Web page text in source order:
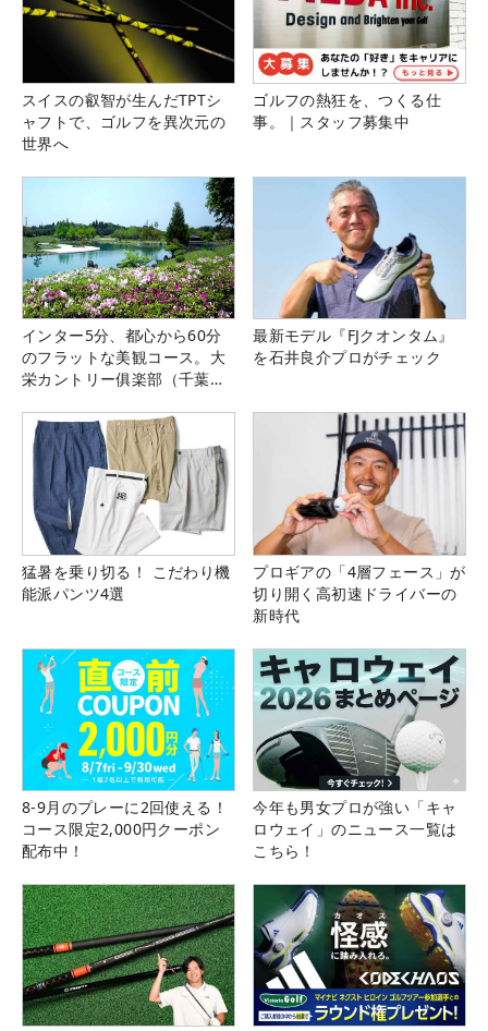
スイスの叡智が生んだTPTシ
ャフトで、ゴルフを異次元の
世界へ
ゴルフの熱狂を、つくる仕
事。｜スタッフ募集中
インター5分、都心から60分
のフラットな美観コース。大
栄カントリー俱楽部（千葉
最新モデル『FJクオンタム』
を石井良介プロがチェック
猛暑を乗り切る！ こだわり機
能派パンツ4選
プロギアの「4層フェース」が
切り開く高初速ドライバーの
新時代
8-9月のプレーに2回使える！
コース限定2,000円クーポン
配布中！
今年も男女プロが強い「キャ
ロウェイ」のニュース一覧は
こちら！